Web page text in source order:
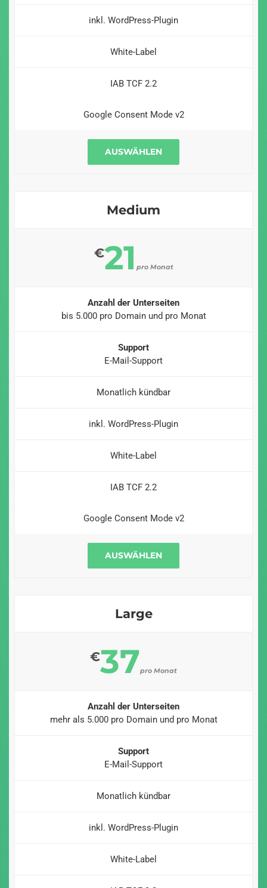
inkl. WordPress-Plugin
White-Label
IAB TCF 2.2
Google Consent Mode v2
AUSWÄHLEN
Medium
€21 pro Monat
Anzahl der Unterseiten
bis 5.000 pro Domain und pro Monat
Support
E-Mail-Support
Monatlich kündbar
inkl. WordPress-Plugin
White-Label
IAB TCF 2.2
Google Consent Mode v2
AUSWÄHLEN
Large
€37pro Monat
Anzahl der Unterseiten
mehr als 5.000 pro Domain und pro Monat
Support
E-Mail-Support
Monatlich kündbar
inkl. WordPress-Plugin
White-Label